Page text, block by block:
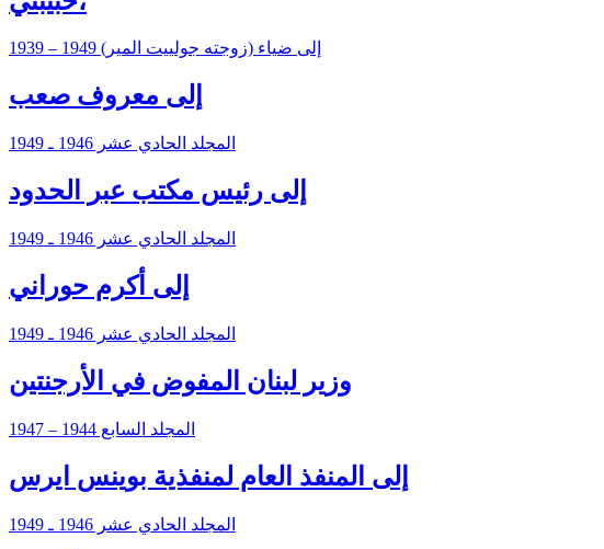
إلى ضياء (زوجته جولييت المير) 1949 – 1939
‎إلى معروف صعب
المجلد الحادي عشر 1946 ـ 1949
إلى رئيس مكتب عبر الحدود
المجلد الحادي عشر 1946 ـ 1949
إلى أكرم حوراني
المجلد الحادي عشر 1946 ـ 1949
وزير لبنان المفوض في الأرجنتين
المجلد السابع 1944 – 1947
إلى المنفذ العام لمنفذية بوينس ايرس
المجلد الحادي عشر 1946 ـ 1949